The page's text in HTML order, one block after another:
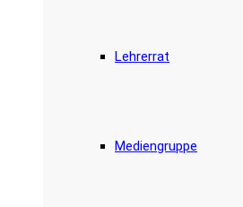
Lehrerrat
Mediengruppe